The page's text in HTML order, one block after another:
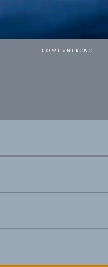
HOME > NEKONOTE